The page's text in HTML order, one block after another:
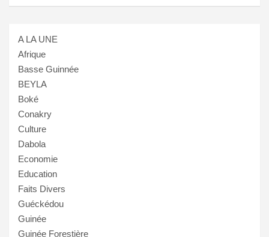
A LA UNE
Afrique
Basse Guinnée
BEYLA
Boké
Conakry
Culture
Dabola
Economie
Education
Faits Divers
Guéckédou
Guinée
Guinée Forestière